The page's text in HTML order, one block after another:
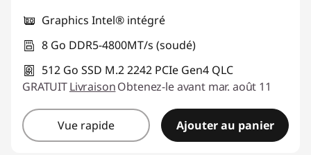
Graphics Intel® intégré
8 Go DDR5-4800MT/s (soudé)
512 Go SSD M.2 2242 PCIe Gen4 QLC
GRATUITLivraisonObtenez-le avant mar. août 11
Vue rapide Ajouter au panier